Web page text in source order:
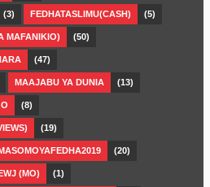
(3) FEDHATASLIMU(CASH) (5)
MAFANIKIO) (50)
(47)
MAAJABU YA DUNIA (13)
(8)
(19)
(20)
(MO) (1)